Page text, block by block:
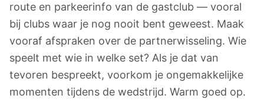
route en parkeerinfo van de gastclub — vooral
bij clubs waar je nog nooit bent geweest. Maak
vooraf afspraken over de partnerwisseling. Wie
speelt met wie in welke set? Als je dat van
tevoren bespreekt, voorkom je ongemakkelijke
momenten tijdens de wedstrijd. Warm goed op.